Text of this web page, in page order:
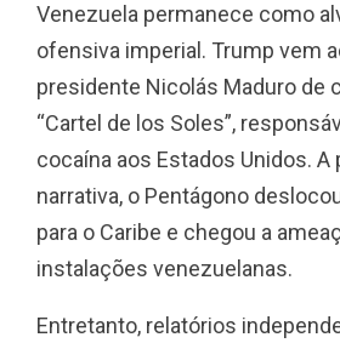
Venezuela permanece como
ofensiva imperial. Trump vem
presidente Nicolás Maduro de
“Cartel de los Soles”,
cocaína aos Estados Unidos. A
narrativa, o Pentágono
para o Caribe e chegou a
instalações venezuelanas.
Entretanto, relatórios